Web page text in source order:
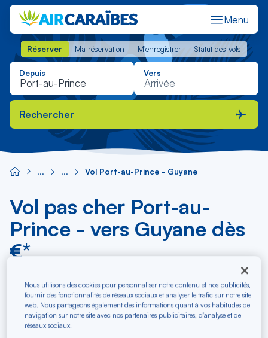
Menu
Réserver Ma réservation M'enregistrer Statut des vols
Réserver Ma réservation M'enregistrer Statut des vols
Depuis Vers
Rechercher
Vol Port-au-Prince - Guyane
Vol pas cher Port-au-
Prince - vers Guyane dès
€*
Depuis
Port-au-Prince
Nous utilisons des cookies pour personnaliser notre contenu et nos publicités,
fournir des fonctionnalités de réseaux sociaux et analyser le trafic sur notre site
web. Nous partageons également des informations quant à vos habitudes de
navigation sur notre site avec nos partenaires publicitaires, d'analyse et de
réseaux sociaux.